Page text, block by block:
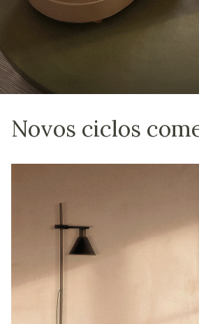
Novos ciclos